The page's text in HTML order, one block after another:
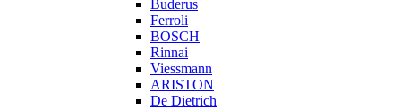
Buderus
Ferroli
BOSCH
Rinnai
Viessmann
ARISTON
De Dietrich